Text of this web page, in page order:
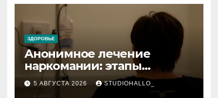
ЗДОРОВЬЕ
Анонимное лечение
наркомании: этапы
детоксикации,
реабилитации и УБОД
5 АВГУСТА 2026 STUDIOHALLO_